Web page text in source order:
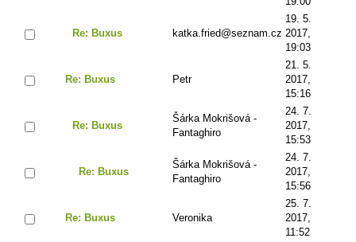
Re: Buxus katka.fried@seznam.cz
19. 5.
2017,
19:03
Re: Buxus Petr
21. 5.
2017,
15:16
Re: Buxus
Šárka Mokrišová -
Fantaghiro
24. 7.
2017,
15:53
Re: Buxus
Šárka Mokrišová -
Fantaghiro
24. 7.
2017,
15:56
Re: Buxus Veronika
25. 7.
2017,
11:52